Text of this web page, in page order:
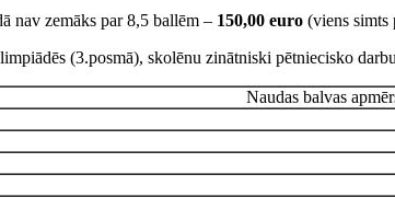
nav zemāks par 8,5 ballēm – 150,00 euro (viens simts
(3.posmā), skolēnu zinātniski pētniecisko
Naudas balvas